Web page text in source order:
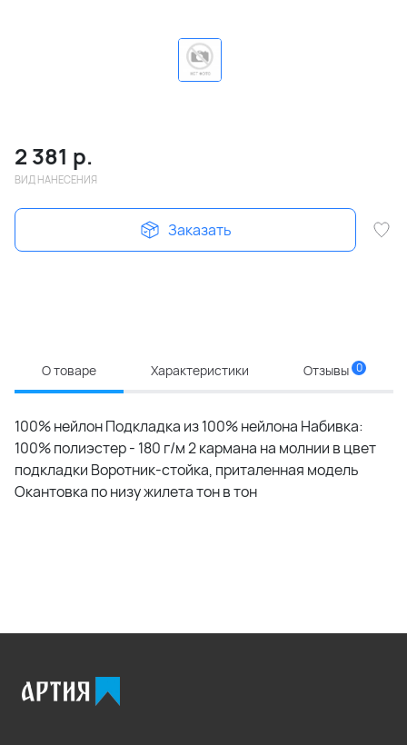
2 381 р.
ВИД НАНЕСЕНИЯ
Заказать
О товаре Характеристики Отзывы 0
100% нейлон Подкладка из 100% нейлона Набивка:
100% полиэстер - 180 г/м 2 кармана на молнии в цвет
подкладки Воротник-стойка, приталенная модель
Окантовка по низу жилета тон в тон